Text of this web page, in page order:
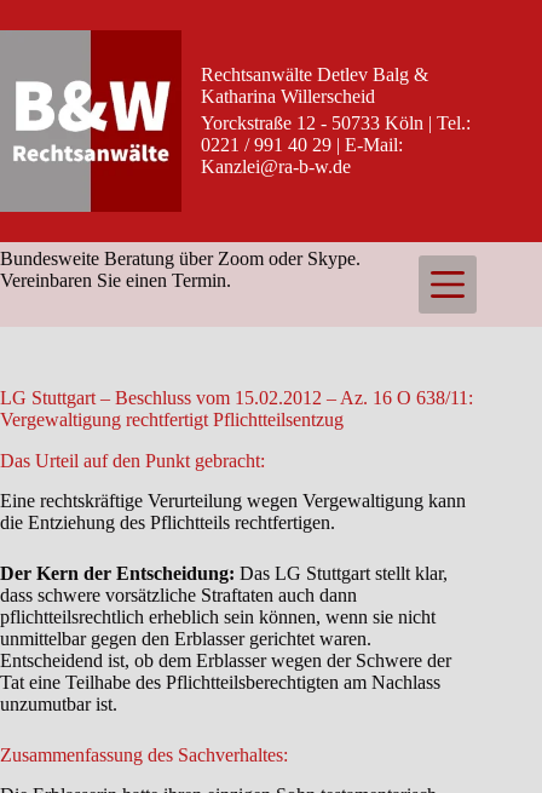
Inhalt
Rechtsanwälte Detlev Balg &
Katharina Willerscheid
Yorckstraße 12 - 50733 Köln | Tel.:
0221 / 991 40 29 | E-Mail:
Kanzlei@ra-b-w.de
Bundesweite Beratung über Zoom oder Skype.
Vereinbaren Sie einen Termin.
LG Stuttgart – Beschluss vom 15.02.2012 – Az. 16 O 638/11:
Vergewaltigung rechtfertigt Pflichtteilsentzug
Das Urteil auf den Punkt gebracht:
Eine rechtskräftige Verurteilung wegen Vergewaltigung kann
die Entziehung des Pflichtteils rechtfertigen.
Der Kern der Entscheidung: Das LG Stuttgart stellt klar,
dass schwere vorsätzliche Straftaten auch dann
pflichtteilsrechtlich erheblich sein können, wenn sie nicht
unmittelbar gegen den Erblasser gerichtet waren.
Entscheidend ist, ob dem Erblasser wegen der Schwere der
Tat eine Teilhabe des Pflichtteilsberechtigten am Nachlass
unzumutbar ist.
Zusammenfassung des Sachverhaltes: